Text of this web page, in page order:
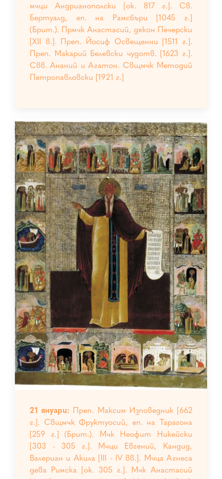
мчци Андрианополски [ок. 817 г.]. Св.
Бертуалд, еп. на Рамсбъри [1045 г.]
(Брит.). Прмчк Анастасий, дякон Печерски
[XII в.]. Преп. Йосиф Освещенни [1511 г.].
Преп. Макарий Белевски чудотв. [1623 г.].
Свв. Ананий и Агатон. Свщмчк Методий
Петропавловски [1921 г.]
21 януари: Преп. Максим Изповедник [662
г.]. Свщмчк Фруктуосий, еп. на Тарагона
[259 г.] (Брит.). Мчк Неофит Никейски
[303 - 305 г.]. Мчци Евгений, Кандид,
Валериан и Акила [III - IV вв.]. Мчца Агнеса
дева Римска [ок. 305 г.]. Мчк Анастасий